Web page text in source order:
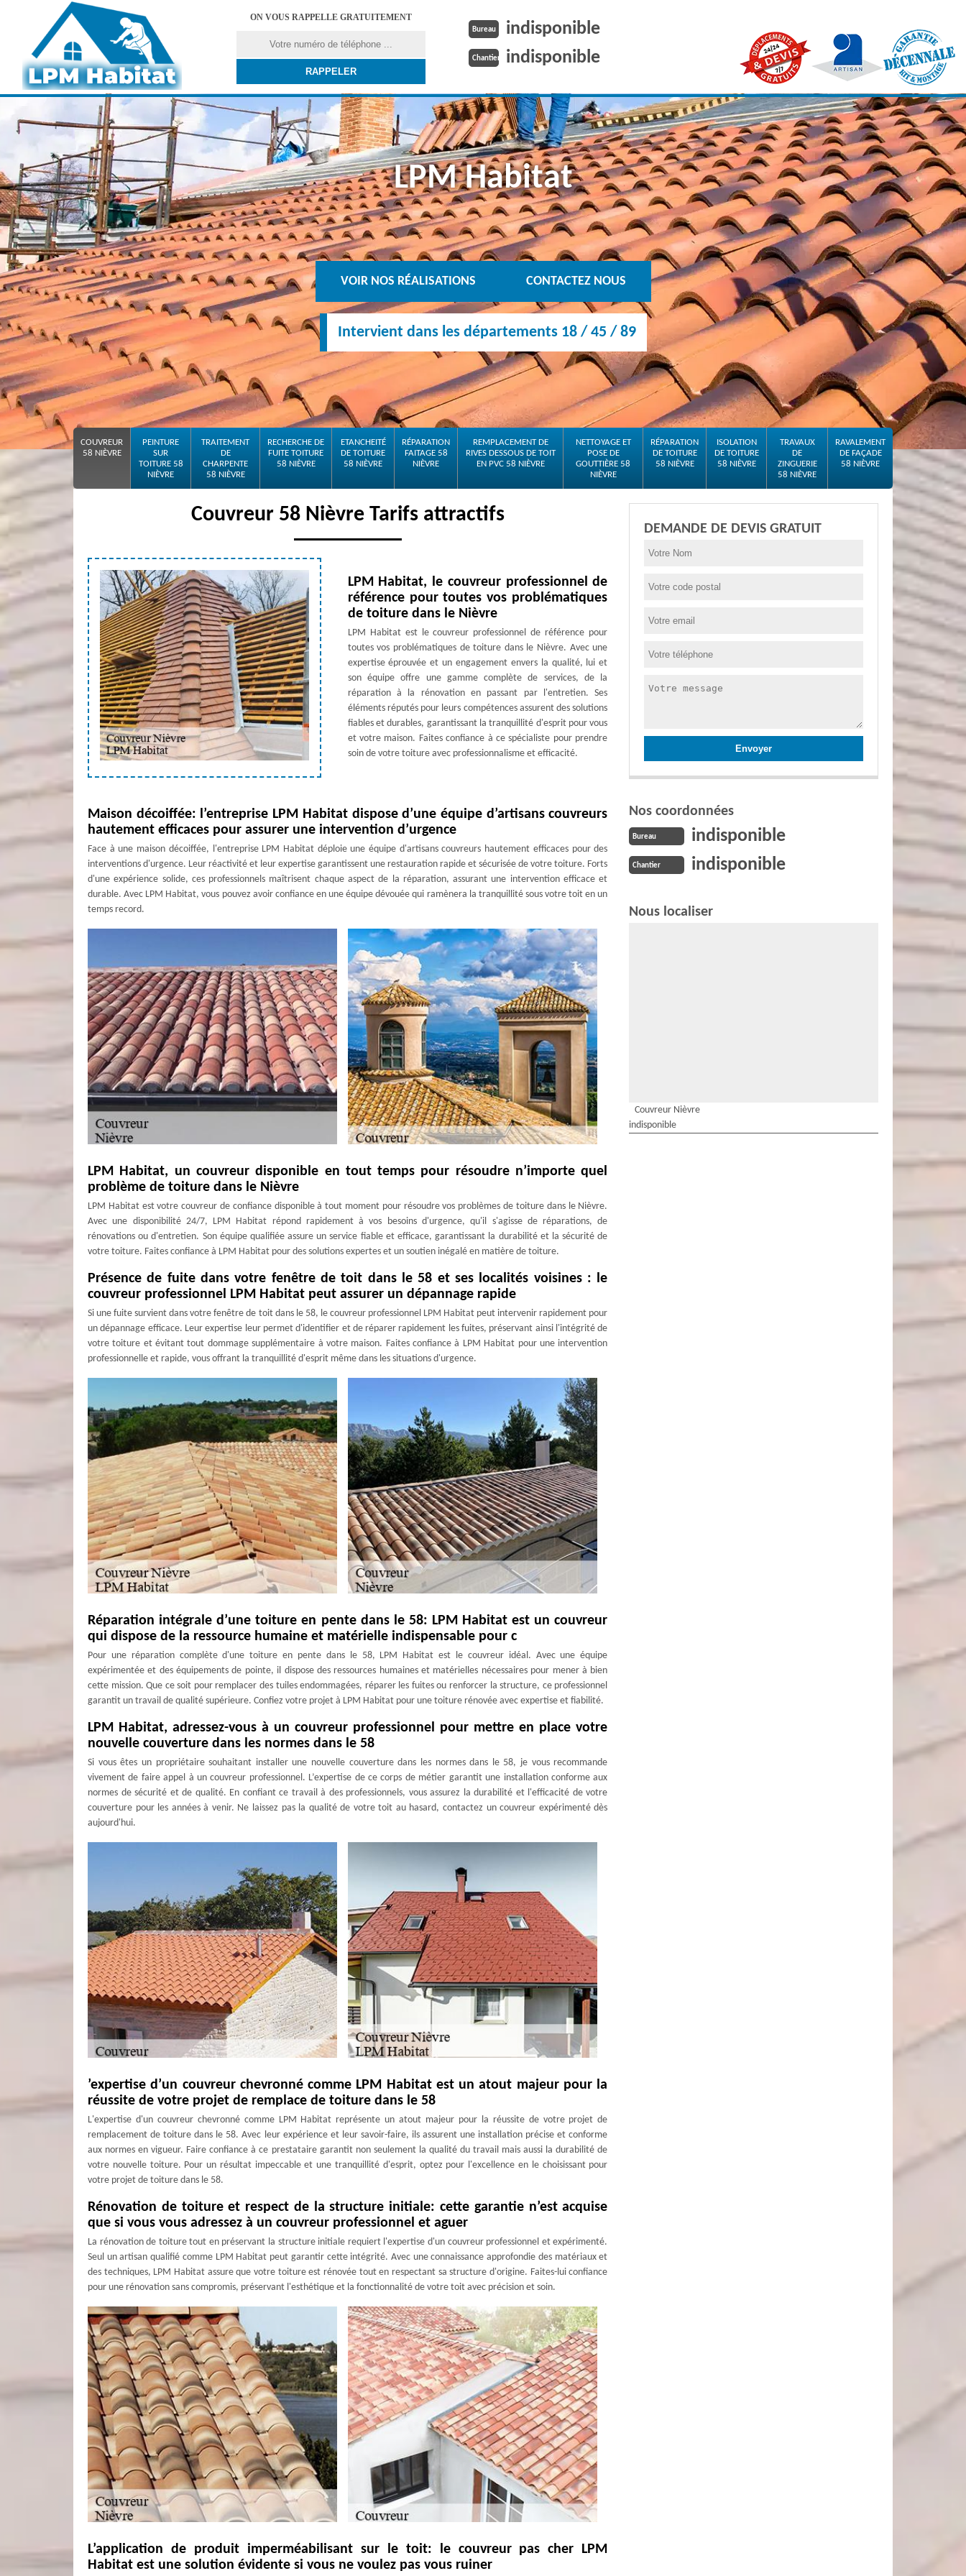
ON VOUS RAPPELLE GRATUITEMENT
Bureau indisponible
Chantier indisponible
LPM Habitat
VOIR NOS RÉALISATIONS CONTACTEZ NOUS
Intervient dans les départements 18 / 45 / 89
COUVREUR
58 NIÈVRE
PEINTURE
SUR
TOITURE 58
NIÈVRE
TRAITEMENT
DE
CHARPENTE
58 NIÈVRE
RECHERCHE DE
FUITE TOITURE
58 NIÈVRE
ETANCHEITÉ
DE TOITURE
58 NIÈVRE
RÉPARATION
FAITAGE 58
NIÈVRE
REMPLACEMENT DE
RIVES DESSOUS DE TOIT
EN PVC 58 NIÈVRE
NETTOYAGE ET
POSE DE
GOUTTIÈRE 58
NIÈVRE
RÉPARATION
DE TOITURE
58 NIÈVRE
ISOLATION
DE TOITURE
58 NIÈVRE
TRAVAUX
DE
ZINGUERIE
58 NIÈVRE
RAVALEMENT
DE FAÇADE
58 NIÈVRE
Couvreur 58 Nièvre Tarifs attractifs
LPM Habitat, le couvreur professionnel de
référence pour toutes vos problématiques
de toiture dans le Nièvre
LPM Habitat est le couvreur professionnel de référence pour
toutes vos problématiques de toiture dans le Nièvre. Avec une
expertise éprouvée et un engagement envers la qualité, lui et
son équipe offre une gamme complète de services, de la
réparation à la rénovation en passant par l'entretien. Ses
éléments réputés pour leurs compétences assurent des solutions
fiables et durables, garantissant la tranquillité d'esprit pour vous
et votre maison. Faites confiance à ce spécialiste pour prendre
soin de votre toiture avec professionnalisme et efficacité.
Maison décoiffée: l’entreprise LPM Habitat dispose d’une équipe d’artisans couvreurs
hautement efficaces pour assurer une intervention d’urgence
Face à une maison décoiffée, l'entreprise LPM Habitat déploie une équipe d'artisans couvreurs hautement efficaces pour des
interventions d'urgence. Leur réactivité et leur expertise garantissent une restauration rapide et sécurisée de votre toiture. Forts
d'une expérience solide, ces professionnels maîtrisent chaque aspect de la réparation, assurant une intervention efficace et
durable. Avec LPM Habitat, vous pouvez avoir confiance en une équipe dévouée qui ramènera la tranquillité sous votre toit en un
temps record.
LPM Habitat, un couvreur disponible en tout temps pour résoudre n’importe quel
problème de toiture dans le Nièvre
LPM Habitat est votre couvreur de confiance disponible à tout moment pour résoudre vos problèmes de toiture dans le Nièvre.
Avec une disponibilité 24/7, LPM Habitat répond rapidement à vos besoins d'urgence, qu'il s'agisse de réparations, de
rénovations ou d'entretien. Son équipe qualifiée assure un service fiable et efficace, garantissant la durabilité et la sécurité de
votre toiture. Faites confiance à LPM Habitat pour des solutions expertes et un soutien inégalé en matière de toiture.
Présence de fuite dans votre fenêtre de toit dans le 58 et ses localités voisines : le
couvreur professionnel LPM Habitat peut assurer un dépannage rapide
Si une fuite survient dans votre fenêtre de toit dans le 58, le couvreur professionnel LPM Habitat peut intervenir rapidement pour
un dépannage efficace. Leur expertise leur permet d'identifier et de réparer rapidement les fuites, préservant ainsi l'intégrité de
votre toiture et évitant tout dommage supplémentaire à votre maison. Faites confiance à LPM Habitat pour une intervention
professionnelle et rapide, vous offrant la tranquillité d'esprit même dans les situations d'urgence.
Réparation intégrale d’une toiture en pente dans le 58: LPM Habitat est un couvreur
qui dispose de la ressource humaine et matérielle indispensable pour c
Pour une réparation complète d'une toiture en pente dans le 58, LPM Habitat est le couvreur idéal. Avec une équipe
expérimentée et des équipements de pointe, il dispose des ressources humaines et matérielles nécessaires pour mener à bien
cette mission. Que ce soit pour remplacer des tuiles endommagées, réparer les fuites ou renforcer la structure, ce professionnel
garantit un travail de qualité supérieure. Confiez votre projet à LPM Habitat pour une toiture rénovée avec expertise et fiabilité.
LPM Habitat, adressez-vous à un couvreur professionnel pour mettre en place votre
nouvelle couverture dans les normes dans le 58
Si vous êtes un propriétaire souhaitant installer une nouvelle couverture dans les normes dans le 58, je vous recommande
vivement de faire appel à un couvreur professionnel. L’expertise de ce corps de métier garantit une installation conforme aux
normes de sécurité et de qualité. En confiant ce travail à des professionnels, vous assurez la durabilité et l'efficacité de votre
couverture pour les années à venir. Ne laissez pas la qualité de votre toit au hasard, contactez un couvreur expérimenté dès
aujourd'hui.
’expertise d’un couvreur chevronné comme LPM Habitat est un atout majeur pour la
réussite de votre projet de remplace de toiture dans le 58
L'expertise d'un couvreur chevronné comme LPM Habitat représente un atout majeur pour la réussite de votre projet de
remplacement de toiture dans le 58. Avec leur expérience et leur savoir-faire, ils assurent une installation précise et conforme
aux normes en vigueur. Faire confiance à ce prestataire garantit non seulement la qualité du travail mais aussi la durabilité de
votre nouvelle toiture. Pour un résultat impeccable et une tranquillité d'esprit, optez pour l'excellence en le choisissant pour
votre projet de toiture dans le 58.
Rénovation de toiture et respect de la structure initiale: cette garantie n’est acquise
que si vous vous adressez à un couvreur professionnel et aguer
La rénovation de toiture tout en préservant la structure initiale requiert l'expertise d'un couvreur professionnel et expérimenté.
Seul un artisan qualifié comme LPM Habitat peut garantir cette intégrité. Avec une connaissance approfondie des matériaux et
des techniques, LPM Habitat assure que votre toiture est rénovée tout en respectant sa structure d'origine. Faites-lui confiance
pour une rénovation sans compromis, préservant l'esthétique et la fonctionnalité de votre toit avec précision et soin.
L’application de produit imperméabilisant sur le toit: le couvreur pas cher LPM
Habitat est une solution évidente si vous ne voulez pas vous ruiner
DEMANDE DE DEVIS GRATUIT
Nos coordonnées
Bureau indisponible
Chantier indisponible
Nous localiser
Couvreur Nièvre
indisponible